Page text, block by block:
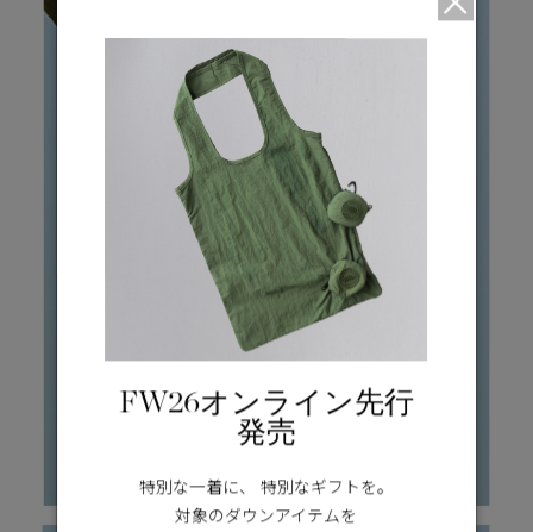
FW26オンライン先行
発売
特別な一着に、 特別なギフトを。
対象のダウンアイテムを